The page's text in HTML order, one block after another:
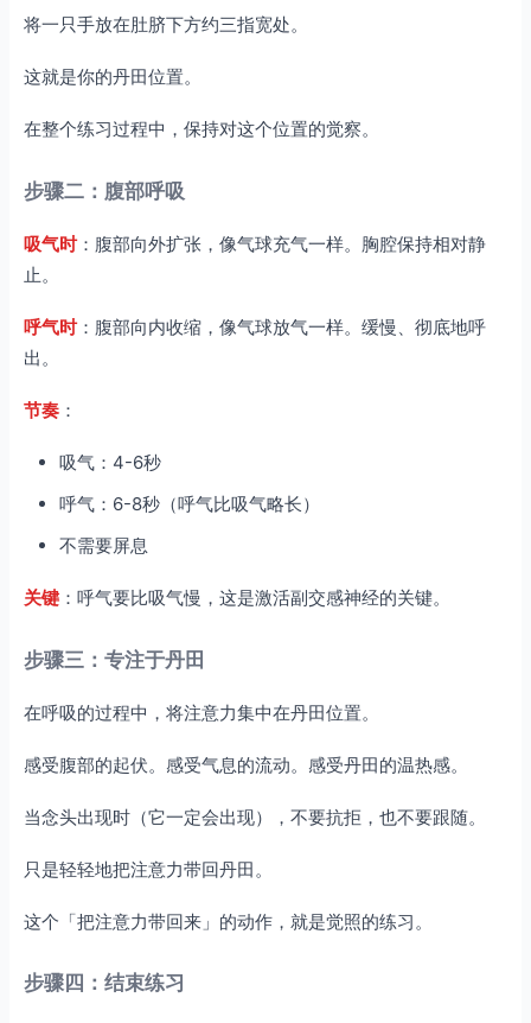
将一只手放在肚脐下方约三指宽处。
这就是你的丹田位置。
在整个练习过程中，保持对这个位置的觉察。
步骤二：腹部呼吸
吸气时：腹部向外扩张，像气球充气一样。胸腔保持相对静
止。
呼气时：腹部向内收缩，像气球放气一样。缓慢、彻底地呼
出。
节奏 ：
吸气：4-6秒
呼气：6-8秒（呼气比吸气略长）
不需要屏息
关键 ：呼气要比吸气慢，这是激活副交感神经的关键。
步骤三：专注于丹田
在呼吸的过程中，将注意力集中在丹田位置。
感受腹部的起伏。感受气息的流动。感受丹田的温热感。
当念头出现时（它一定会出现），不要抗拒，也不要跟随。
只是轻轻地把注意力带回丹田。
这个「把注意力带回来」的动作，就是觉照的练习。
步骤四：结束练习